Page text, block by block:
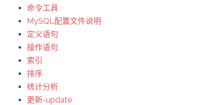
命令工具
MySQL配置文件说明
定义语句
操作语句
索引
排序
统计分析
更新-update